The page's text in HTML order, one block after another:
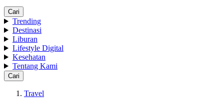
Cari
Trending
Destinasi
Liburan
Lifestyle Digital
Kesehatan
Tentang Kami
Cari
Travel